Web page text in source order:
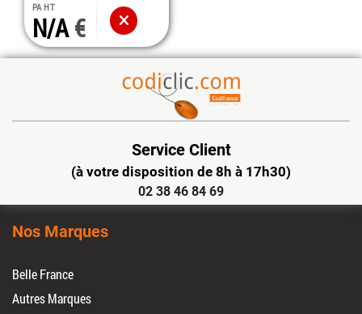
PA HT
N/A
Service Client
(à votre disposition de 8h à 17h30)
02 38 46 84 69
Nos Marques
Belle France
Autres Marques